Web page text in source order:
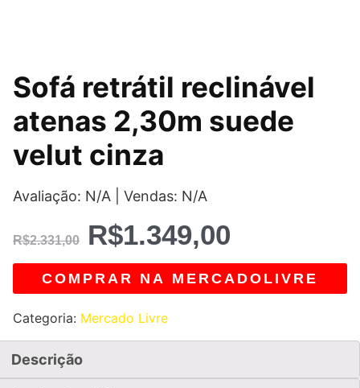
Sofá retrátil reclinável
atenas 2,30m suede
velut cinza
Avaliação: N/A | Vendas: N/A
R$2.331,00
O
preço
original
era:
R$2.331,00.
R$1.349,00
O
preço
COMPRAR NA MERCADOLIVRE
Categoria: Mercado Livre
Descrição